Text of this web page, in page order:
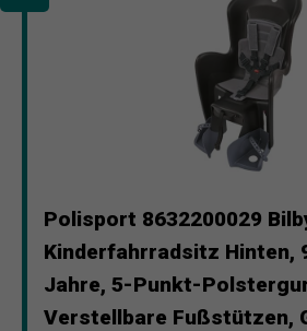
Polisport 8632200029
Kinderfahrradsitz Hinten,
Jahre, 5-Punkt-
Verstellbare Fußstützen,